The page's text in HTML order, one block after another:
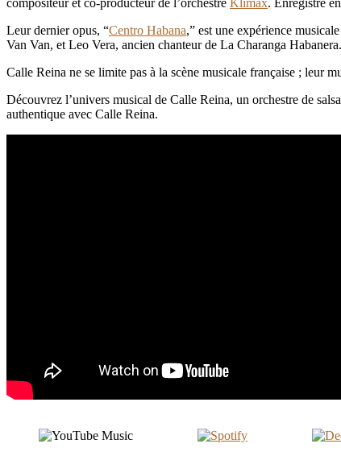
compositeur et co-producteur de l’orchestre Klimax. Enregistré
Leur dernier opus, “Centro Habana,” est une expérience
Van Van, et Leo Vera, ancien chanteur de La Charanga Habanera.
Calle Reina ne se limite pas à la scène musicale française ; leur
Découvrez l’univers musical de Calle Reina, un orchestre de
authentique avec Calle Reina.